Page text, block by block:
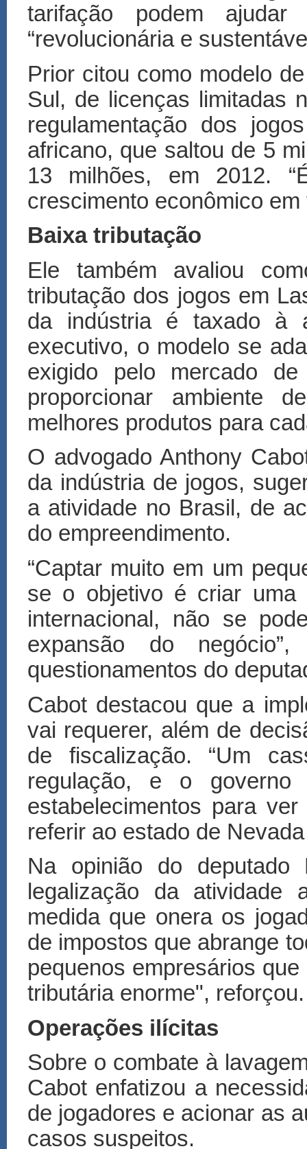
tarifação podem
“revolucionária e
Prior citou como modelo
Sul, de licenças limitadas
regulamentação dos
africano, que saltou de 5
13 milhões, em 2012.
crescimento econômico
Baixa tributação
Ele também avaliou
tributação dos jogos em
da indústria é taxado à
executivo, o modelo se
exigido pelo mercado
proporcionar ambiente
melhores produtos para
O advogado Anthony
da indústria de jogos,
a atividade no Brasil, de
do empreendimento.
“Captar muito em um
se o objetivo é criar uma
internacional, não se
expansão do
questionamentos do
Cabot destacou que a
vai requerer, além de
de fiscalização. “Um
regulação, e o
estabelecimentos para
referir ao estado de
Na opinião do deputado
legalização da atividade
medida que onera os
de impostos que abrange
pequenos empresários
tributária enorme", reforçou.
Operações ilícitas
Sobre o combate à
Cabot enfatizou a
de jogadores e acionar as
casos suspeitos.